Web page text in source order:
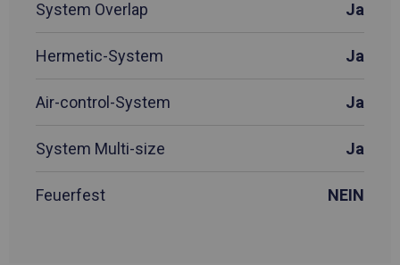
System Overlap Ja
Hermetic-System Ja
Air-control-System Ja
System Multi-size Ja
Feuerfest NEIN